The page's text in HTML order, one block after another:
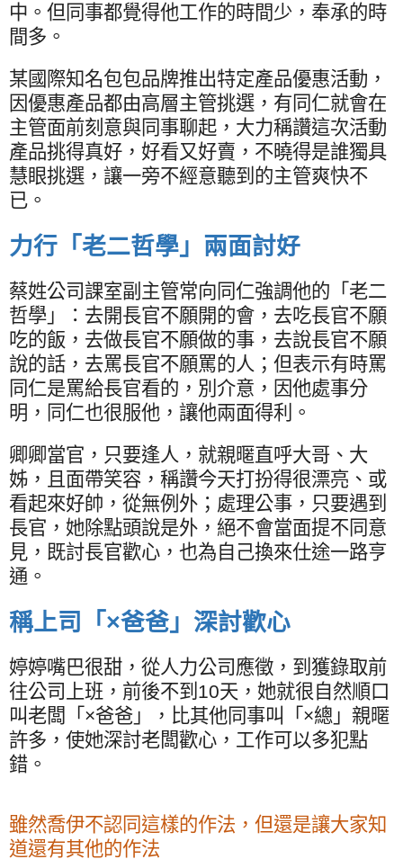
中。但同事都覺得他工作的時間少，奉承的時
間多。
某國際知名包包品牌推出特定產品優惠活動，
因優惠產品都由高層主管挑選，有同仁就會在
主管面前刻意與同事聊起，大力稱讚這次活動
產品挑得真好，好看又好賣，不曉得是誰獨具
慧眼挑選，讓一旁不經意聽到的主管爽快不
已。
力行「老二哲學」兩面討好
蔡姓公司課室副主管常向同仁強調他的「老二
哲學」：去開長官不願開的會，去吃長官不願
吃的飯，去做長官不願做的事，去說長官不願
說的話，去罵長官不願罵的人；但表示有時罵
同仁是罵給長官看的，別介意，因他處事分
明，同仁也很服他，讓他兩面得利。
卿卿當官，只要逢人，就親暱直呼大哥、大
姊，且面帶笑容，稱讚今天打扮得很漂亮、或
看起來好帥，從無例外；處理公事，只要遇到
長官，她除點頭說是外，絕不會當面提不同意
見，既討長官歡心，也為自己換來仕途一路亨
通。
稱上司「×爸爸」深討歡心
婷婷嘴巴很甜，從人力公司應徵，到獲錄取前
往公司上班，前後不到 10天，她就很自然順口
叫老闆「×爸爸」，比其他同事叫「×總」親暱
許多，使她深討老闆歡心，工作可以多犯點
錯。
雖然喬伊不認同這樣的作法，但還是讓大家知
道還有其他的作法